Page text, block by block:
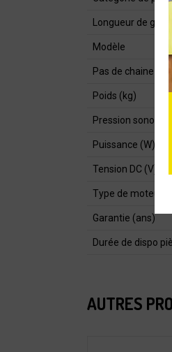
Longueur de
Modèle
Pas de chaine
Poids (kg)
Pression sonore
Puissance (W)
Tension DC (V)
Type de moteur
Garantie (ans)
Durée de dispo
AUTRES